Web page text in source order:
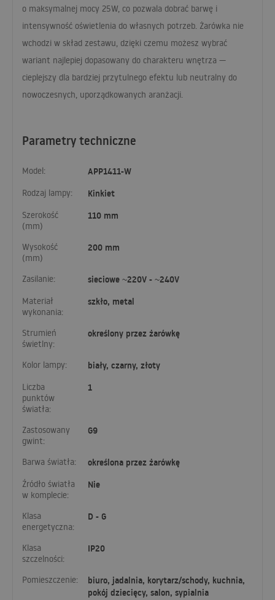
Parametry techniczne
Model: APP1411-W
Rodzaj lampy: Kinkiet
Szerokość
(mm)
110 mm
Wysokość
(mm)
200 mm
Zasilanie: sieciowe ~220V - ~240V
Materiał
wykonania:
szkło, metal
Strumień
świetlny:
określony przez żarówkę
Kolor lampy: biały, czarny, złoty
Liczba
punktów
światła:
1
Zastosowany
gwint:
G9
Barwa światła: określona przez żarówkę
Źródło światła
w komplecie:
Nie
Klasa
energetyczna:
D - G
Klasa
szczelności:
IP20
Pomieszczenie:
biuro, jadalnia, korytarz/schody, kuchnia,
pokój dziecięcy, salon, sypialnia
o maksymalnej mocy 25W, co pozwala dobrać barwę i
intensywność oświetlenia do własnych potrzeb. Żarówka nie
wchodzi w skład zestawu, dzięki czemu możesz wybrać
wariant najlepiej dopasowany do charakteru wnętrza —
cieplejszy dla bardziej przytulnego efektu lub neutralny do
nowoczesnych, uporządkowanych aranżacji.